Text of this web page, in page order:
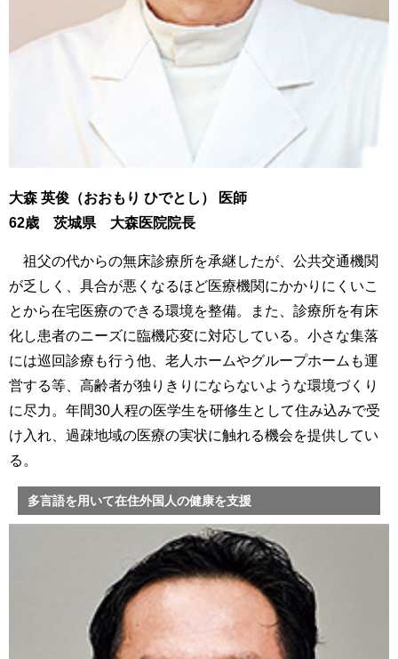
大森 英俊（おおもり ひでとし） 医師
62歳 茨城県 大森医院院長
祖父の代からの無床診療所を承継したが、公共交通機関
が乏しく、具合が悪くなるほど医療機関にかかりにくいこ
とから在宅医療のできる環境を整備。また、診療所を有床
化し患者のニーズに臨機応変に対応している。小さな集落
には巡回診療も行う他、老人ホームやグループホームも運
営する等、高齢者が独りきりにならないような環境づくり
に尽力。年間30人程の医学生を研修生として住み込みで受
け入れ、過疎地域の医療の実状に触れる機会を提供してい
る。
多言語を用いて在住外国人の健康を支援